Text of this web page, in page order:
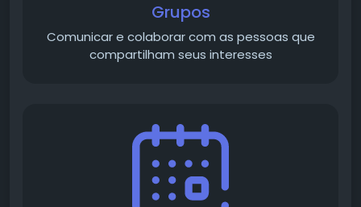
Grupos
Comunicar e colaborar com as pessoas que
compartilham seus interesses